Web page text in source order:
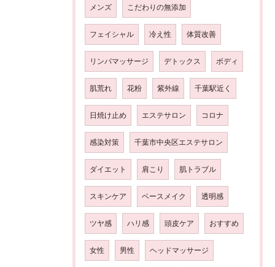
メンズ こだわりの無添加
フェイシャル 冷え性 体質改善
リンパマッサージ デトックス ボディ
肌荒れ 花粉 紫外線 千葉駅近く
日焼け止め エステサロン コロナ
感染対策 千葉市中央区エステサロン
ダイエット 肩こり 肌トラブル
スキンケア ベースメイク 透明感
ツヤ感 ハリ感 頭皮ケア おすすめ
女性 男性 ヘッドマッサージ